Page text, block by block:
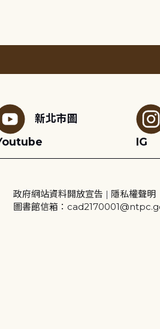
新北市圖
IG
政府網站資料開放宣告 | 隱私權聲明
圖書館信箱：